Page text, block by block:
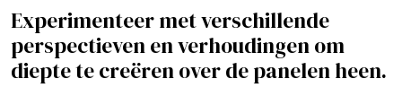
Experimenteer met verschillende
perspectieven en verhoudingen om
diepte te creëren over de panelen heen.